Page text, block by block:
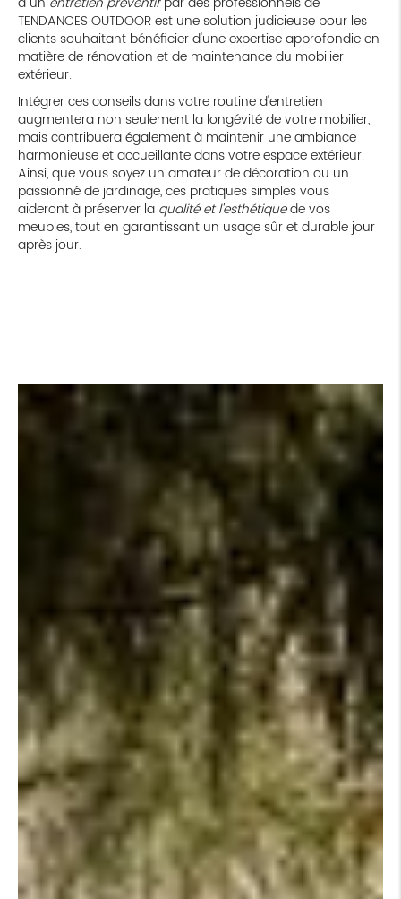
TENDANCES OUTDOOR est une solution judicieuse pour les
clients souhaitant bénéficier d'une expertise approfondie en
matière de rénovation et de maintenance du mobilier
extérieur.
Intégrer ces conseils dans votre routine d'entretien
augmentera non seulement la longévité de votre mobilier,
mais contribuera également à maintenir une ambiance
harmonieuse et accueillante dans votre espace extérieur.
Ainsi, que vous soyez un amateur de décoration ou un
passionné de jardinage, ces pratiques simples vous
aideront à préserver la qualité et l'esthétiquede vos
meubles, tout en garantissant un usage sûr et durable jour
après jour.